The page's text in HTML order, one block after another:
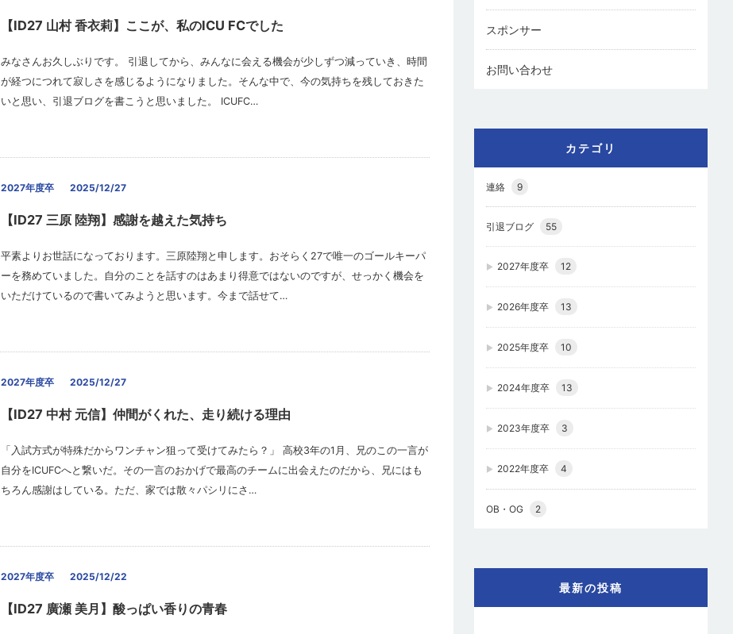
【ID27 山村 香衣莉】ここが、私のICU FCでした
みなさんお久しぶりです。 引退してから、みんなに会える機会が少しずつ減っていき、時間
が経つにつれて寂しさを感じるようになりました。そんな中で、今の気持ちを残しておきた
いと思い、引退ブログを書こうと思いました。 ICUFC…
2027年度卒 2025/12/27
【ID27 三原 陸翔】感謝を越えた気持ち
平素よりお世話になっております。三原陸翔と申します。おそらく27で唯一のゴールキーパ
ーを務めていました。自分のことを話すのはあまり得意ではないのですが、せっかく機会を
いただけているので書いてみようと思います。今まで話せて…
2027年度卒 2025/12/27
【ID27 中村 元信】仲間がくれた、走り続ける理由
「入試方式が特殊だからワンチャン狙って受けてみたら？」 高校3年の1月、兄のこの一言が
自分をICUFCへと繋いだ。その一言のおかげで最高のチームに出会えたのだから、兄にはも
ちろん感謝はしている。ただ、家では散々パシリにさ…
2027年度卒 2025/12/22
【ID27 廣瀬 美月】酸っぱい香りの青春
スポンサー
お問い合わせ
カテゴリ
連絡 9
引退ブログ 55
2027年度卒 12
2026年度卒 13
2025年度卒 10
2024年度卒 13
2023年度卒 3
2022年度卒 4
OB・OG 2
最新の投稿